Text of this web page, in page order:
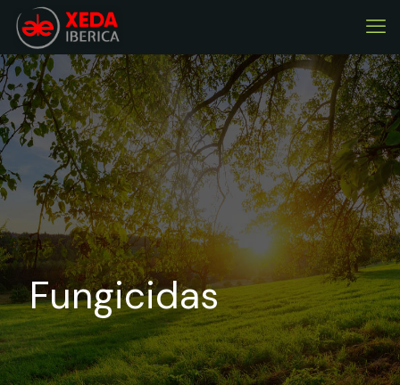
Fungicidas